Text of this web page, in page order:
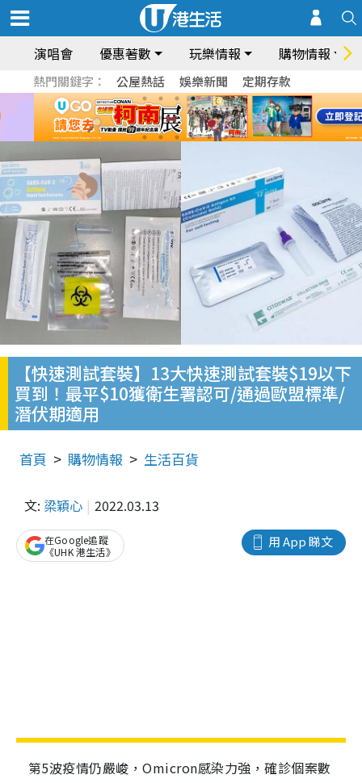
演唱會 優惠著數 玩樂情報 購物情報
熱門關鍵字： 公屋熱話 娛樂新聞 定期存款
【快速測試套裝】13大快速測試套裝$19以下
買到！最平$10獲衛生署認可/通過歐盟標準/
潛伏期適用
首頁 購物情報 生活百貨
文: 梁穎心 2022.03.13
用 App 睇文
在Google追蹤
《UHK 港生活》
第5波疫情仍嚴峻，Omicron感染力強，確診個案數